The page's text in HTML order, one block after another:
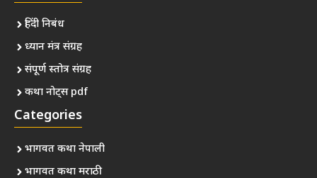
हिंदी निबंध
ध्यान मंत्र संग्रह
संपूर्ण स्तोत्र संग्रह
कथा नोट्स pdf
Categories
भागवत कथा नेपाली
भागवत कथा मराठी